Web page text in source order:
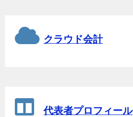
クラウド会計
代表者プロフィール